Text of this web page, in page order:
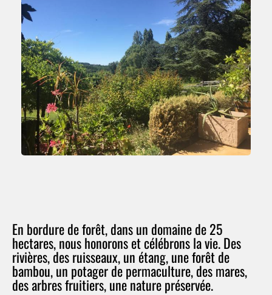
En bordure de forêt, dans un domaine de 25
hectares, nous honorons et célébrons la vie. Des
rivières, des ruisseaux, un étang, une forêt de
bambou, un potager de permaculture, des mares,
des arbres fruitiers, une nature préservée.